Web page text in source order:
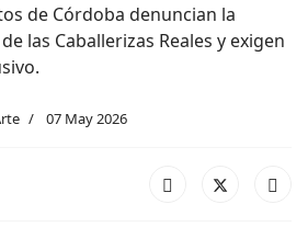
de Córdoba denuncian la
las Caballerizas Reales y exigen
07 May 2026